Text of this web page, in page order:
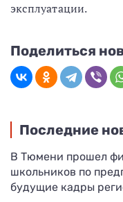
эксплуатации.
Поделиться
Последние
В Тюмени прошел
школьников по
будущие кадры